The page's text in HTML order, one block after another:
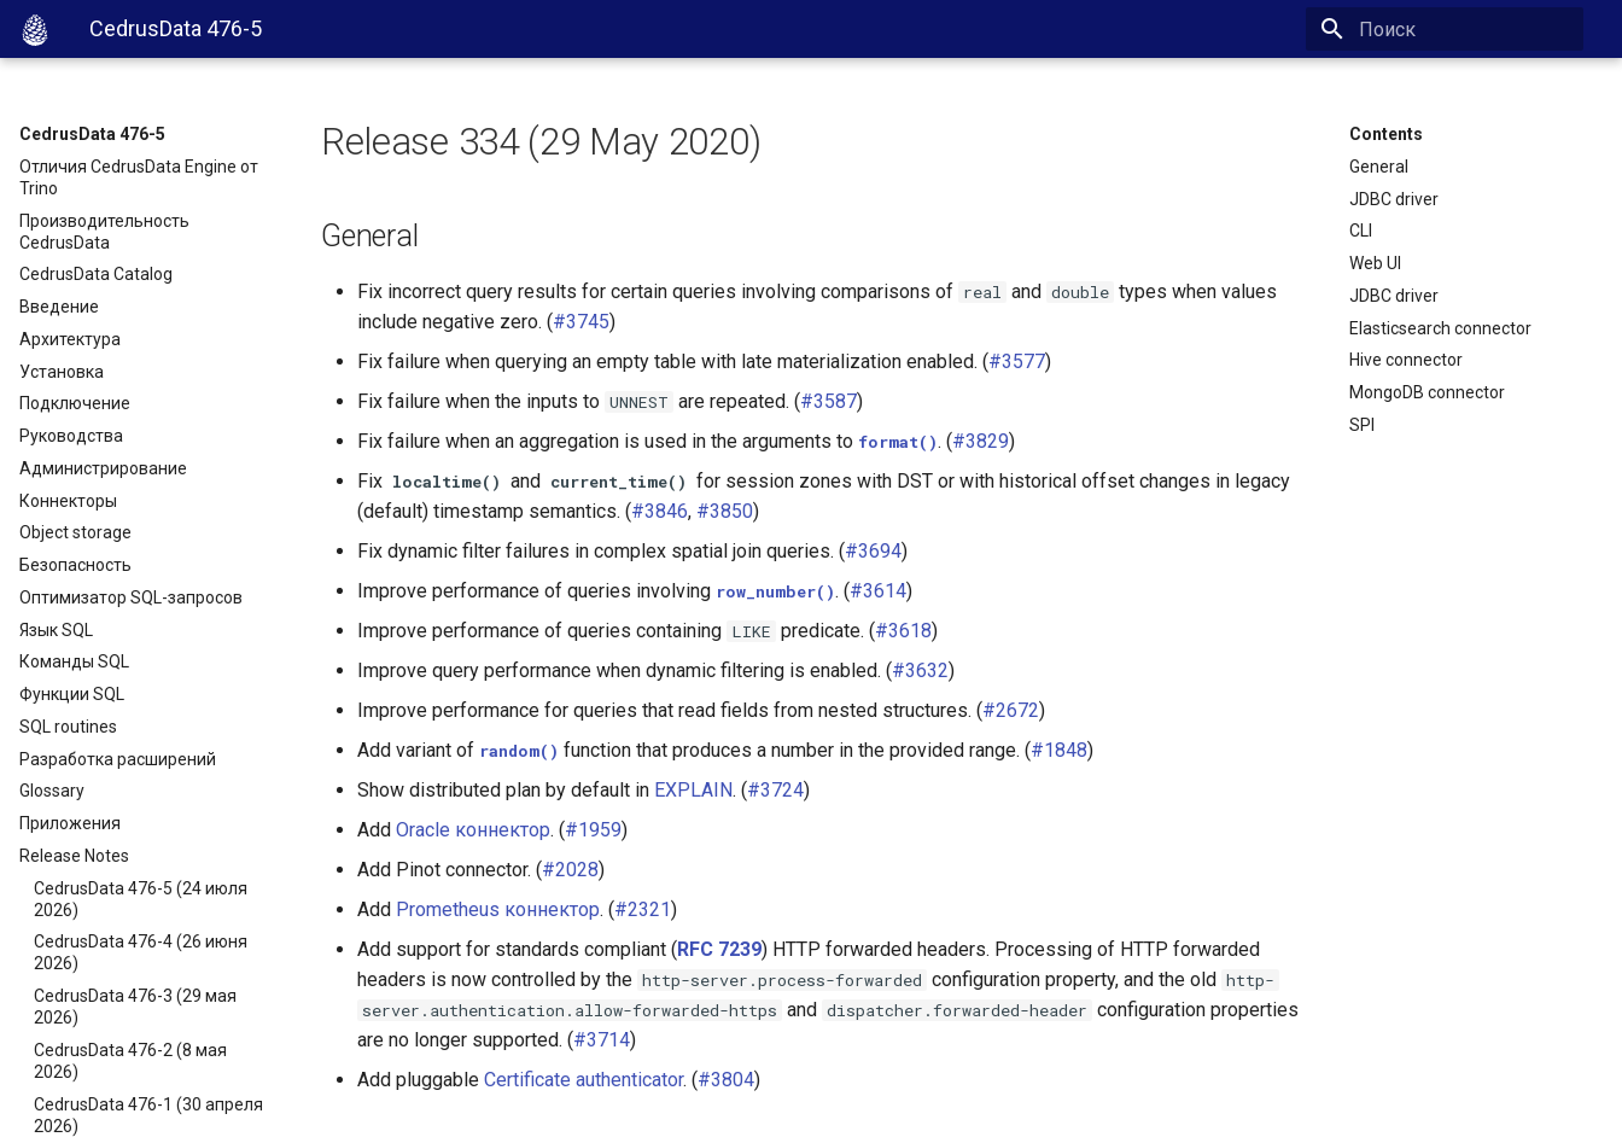
CedrusData 476-5
CedrusData 476-5
Отличия CedrusData Engine от
Trino
Производительность
CedrusData
CedrusData Catalog
Введение
Архитектура
Установка
Подключение
Руководства
Администрирование
Коннекторы
Object storage
Безопасность
Оптимизатор SQL-запросов
Язык SQL
Команды SQL
Функции SQL
SQL routines
Разработка расширений
Glossary
Приложения
Release Notes
CedrusData 476-5 (24 июля
2026)
CedrusData 476-4 (26 июня
2026)
CedrusData 476-3 (29 мая
2026)
CedrusData 476-2 (8 мая
2026)
CedrusData 476-1 (30 апреля
2026)
Contents
General
JDBC driver
CLI
Web UI
JDBC driver
Elasticsearch connector
Hive connector
MongoDB connector
SPI
Release 334 (29 May 2020)
General
Fix incorrect query results for certain queries involving comparisons of real and double types when values
include negative zero. (#3745)
Fix failure when querying an empty table with late materialization enabled. (#3577)
Fix failure when the inputs to UNNEST are repeated. (#3587)
Fix failure when an aggregation is used in the arguments to format(). (#3829)
Fix localtime() and current_time() for session zones with DST or with historical offset changes in legacy
(default) timestamp semantics. (#3846, #3850)
Fix dynamic filter failures in complex spatial join queries. (#3694)
Improve performance of queries involving row_number(). (#3614)
Improve performance of queries containing LIKE predicate. (#3618)
Improve query performance when dynamic filtering is enabled. (#3632)
Improve performance for queries that read fields from nested structures. (#2672)
Add variant of random() function that produces a number in the provided range. (#1848)
Show distributed plan by default in EXPLAIN. (#3724)
Add Oracle коннектор. (#1959)
Add Pinot connector. (#2028)
Add Prometheus коннектор. (#2321)
Add support for standards compliant (RFC 7239) HTTP forwarded headers. Processing of HTTP forwarded
headers is now controlled by the http-server.process-forwarded configuration property, and the old http-
server.authentication.allow-forwarded-https and dispatcher.forwarded-header configuration properties
are no longer supported. (#3714)
Add pluggable Certificate authenticator. (#3804)